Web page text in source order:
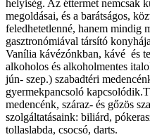
helyiség. Az éttermet nemcsak
megoldásai, és a barátságos,
feledhetetlenné, hanem mindig
gasztronómiával társító
Vanília kávézónkban, kávé és
alkoholos és alkoholmentes
jún- szep.) szabadtéri
gyermekpancsoló
medencénk, száraz- és gőzös
szolgáltatásaink: biliárd,
tollaslabda, csocsó, darts.